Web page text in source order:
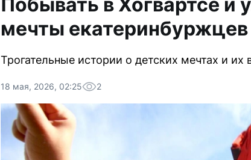
мечты екатеринбуржцев
Трогательные истории о детских мечтах и
18 мая, 2026, 02:25 2